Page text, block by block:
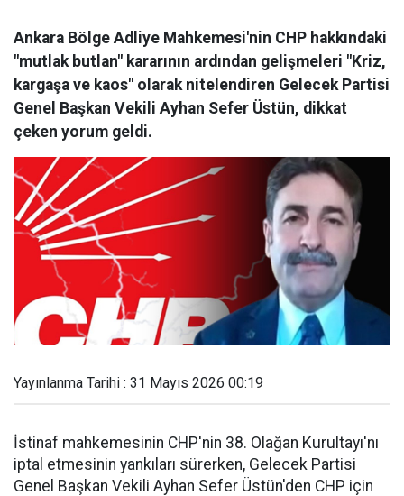
Ankara Bölge Adliye Mahkemesi'nin CHP hakkındaki
"mutlak butlan" kararının ardından gelişmeleri "Kriz,
kargaşa ve kaos" olarak nitelendiren Gelecek Partisi
Genel Başkan Vekili Ayhan Sefer Üstün, dikkat
çeken yorum geldi.
Yayınlanma Tarihi : 31 Mayıs 2026 00:19
İstinaf mahkemesinin CHP'nin 38. Olağan Kurultayı'nı
iptal etmesinin yankıları sürerken, Gelecek Partisi
Genel Başkan Vekili Ayhan Sefer Üstün'den CHP için